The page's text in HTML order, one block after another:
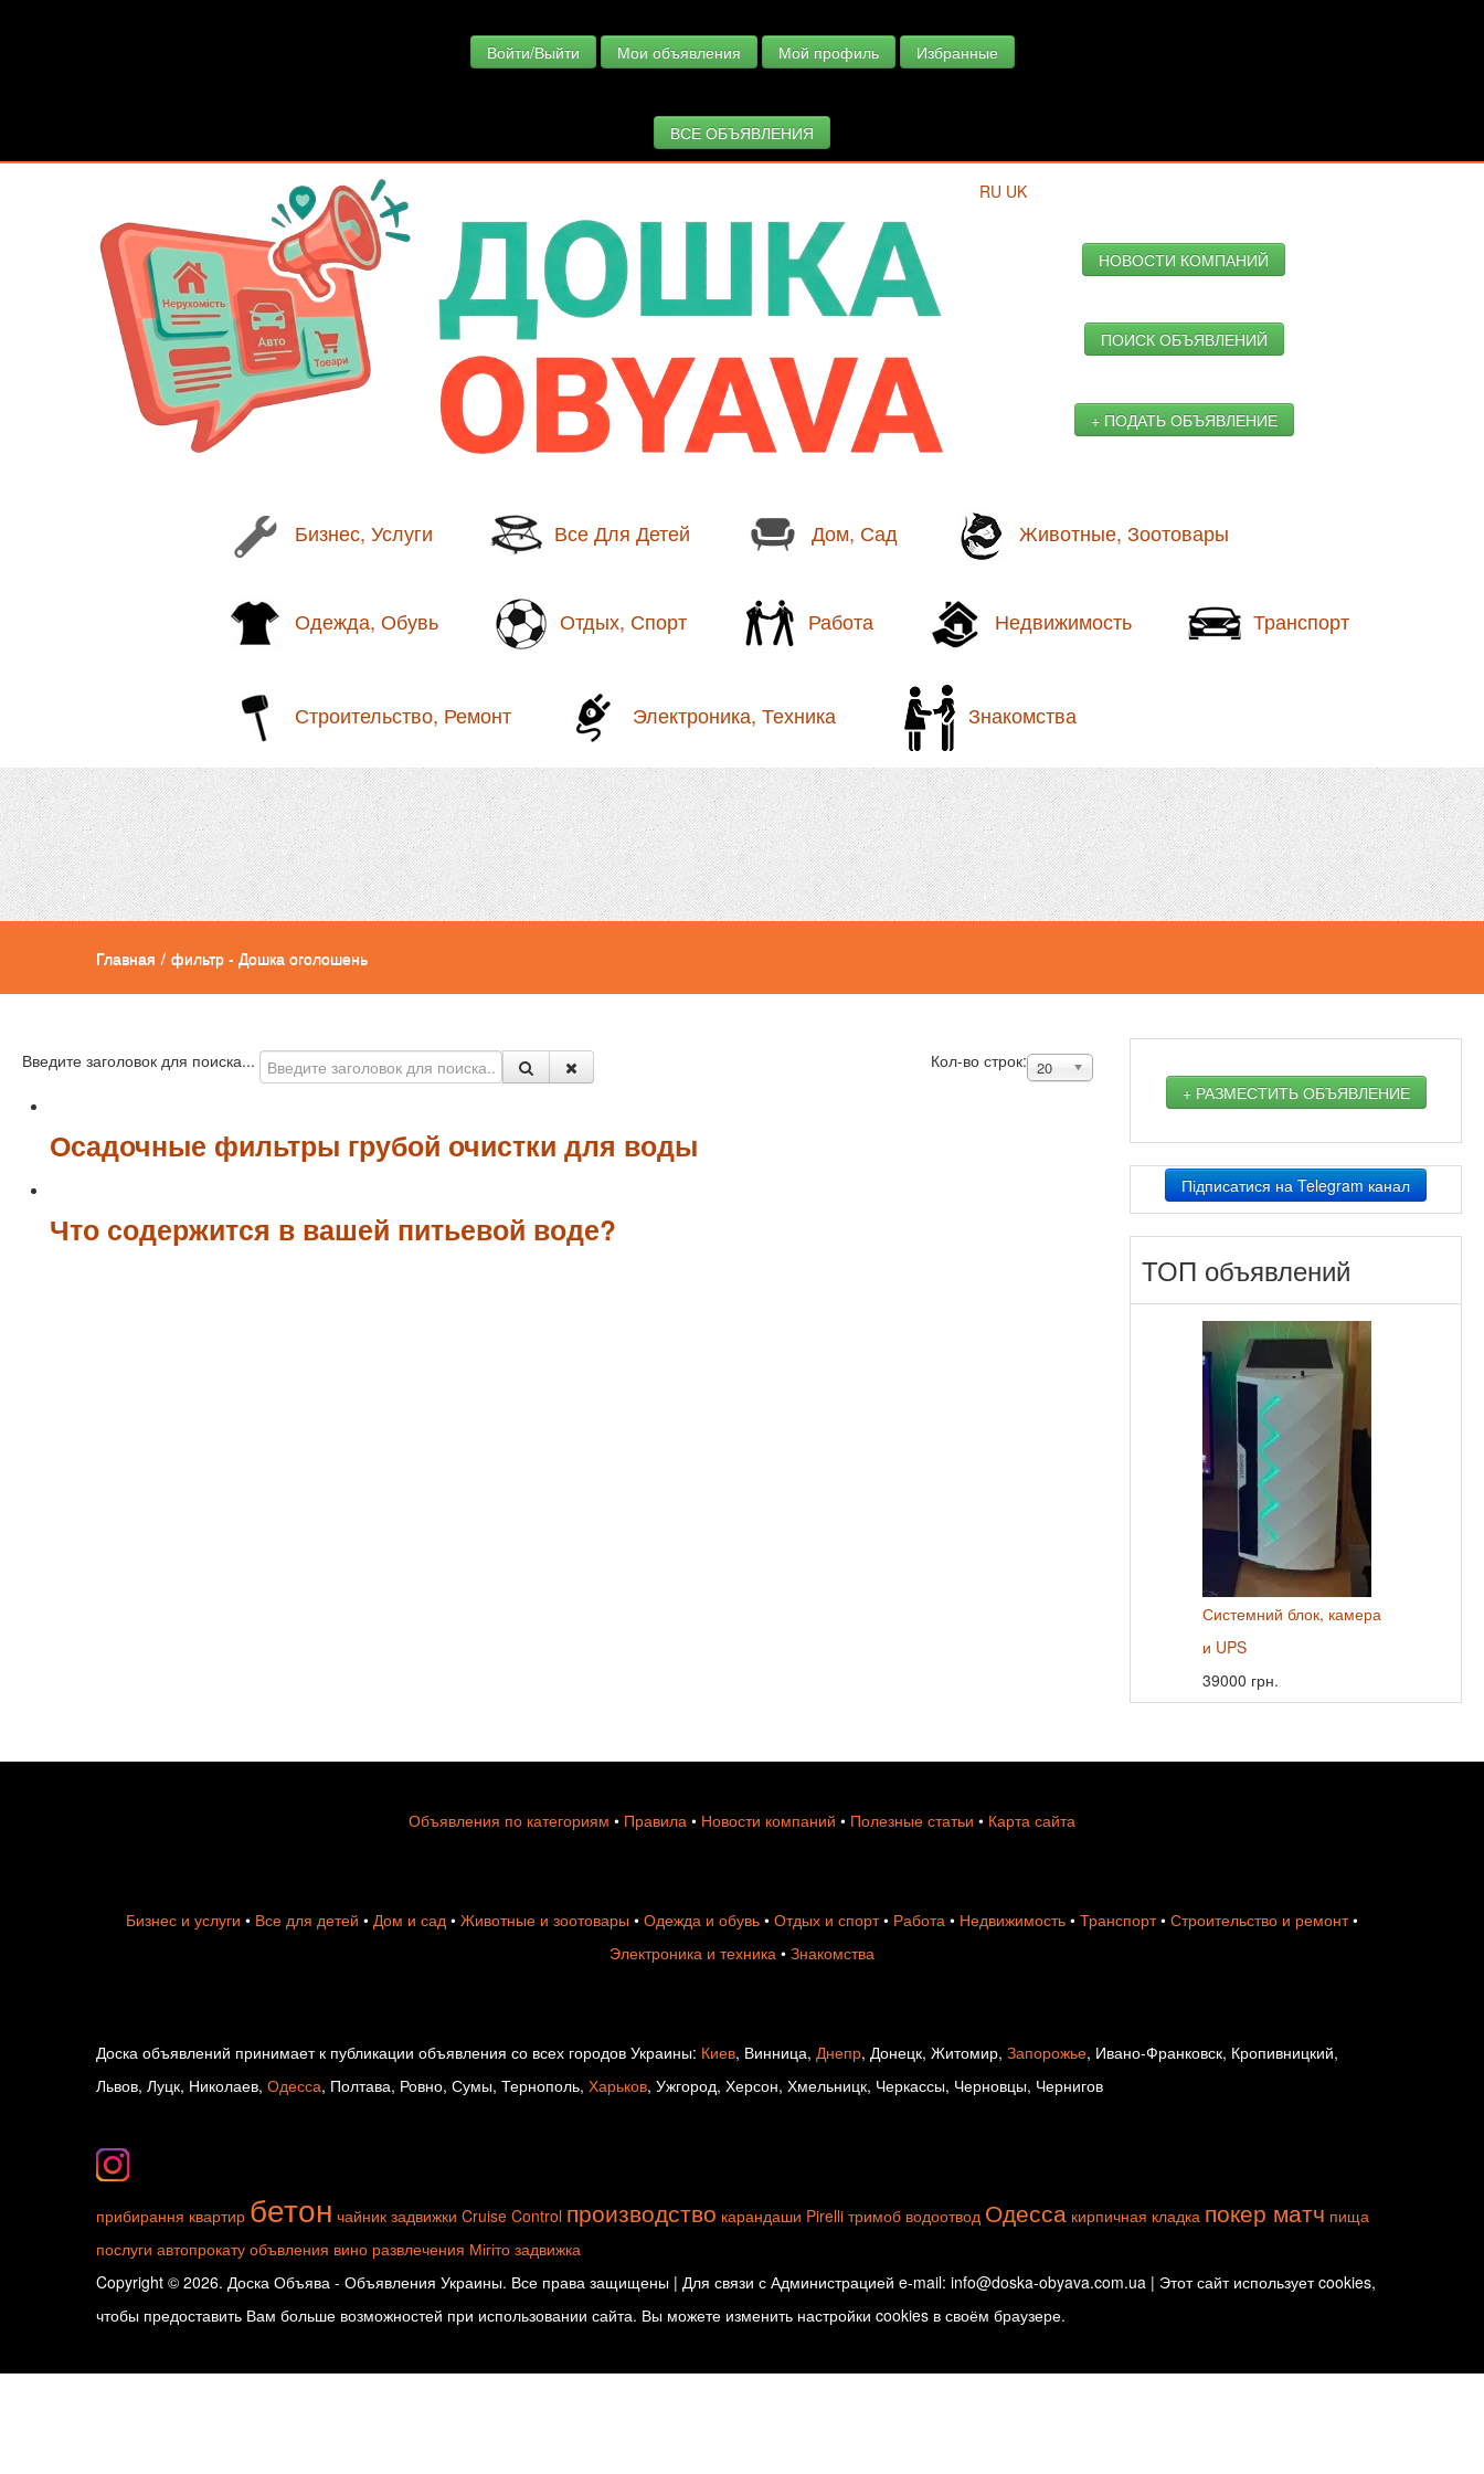
Войти/Выйти Мои объявления Мой профиль Избранные
ВСЕ ОБЪЯВЛЕНИЯ
RU UK
НОВОСТИ КОМПАНИЙ
ПОИСК ОБЪЯВЛЕНИЙ
+ ПОДАТЬ ОБЪЯВЛЕНИЕ
Бизнес, Услуги Все Для Детей Дом, Сад Животные, Зоотовары
Одежда, Обувь Отдых, Спорт Работа Недвижимость Транспорт
Строительство, Ремонт Электроника, Техника Знакомства
Главная / фильтр - Дошка оголошень
Введите заголовок для поиска... Кол-во строк: 20
Осадочные фильтры грубой очистки для воды
Что содержится в вашей питьевой воде?
+ РАЗМЕСТИТЬ ОБЪЯВЛЕНИЕ
Підписатися на Telegram канал
ТОП объявлений
Системний блок, камера
и UPS
39000 грн.
Объявления по категориям • Правила • Новости компаний • Полезные статьи • Карта сайта
Бизнес и услуги • Все для детей • Дом и сад • Животные и зоотовары • Одежда и обувь • Отдых и спорт• Работа • Недвижимость • Транспорт• Строительство и ремонт•
Электроника и техника • Знакомства
Доска объявлений принимает к публикации объявления со всех городов Украины: Киев, Винница, Днепр, Донецк, Житомир, Запорожье, Ивано-Франковск, Кропивницкий,
Львов, Луцк, Николаев, Одесса, Полтава, Ровно, Сумы, Тернополь, Харьков, Ужгород, Херсон, Хмельницк, Черкассы, Черновцы, Чернигов
прибирання квартир бетон чайник задвижки Cruise Control производство карандаши Pirelli тримоб водоотвод Одесса кирпичная кладка покер матч пища
послуги автопрокату объвления вино развлечения Мігіто задвижка
Copyright © 2026. Доска Объява - Объявления Украины. Все права защищены | Для связи с Администрацией e-mail: info@doska-obyava.com.ua | Этот сайт использует cookies,
чтобы предоставить Вам больше возможностей при использовании сайта. Вы можете изменить настройки cookies в своём браузере.